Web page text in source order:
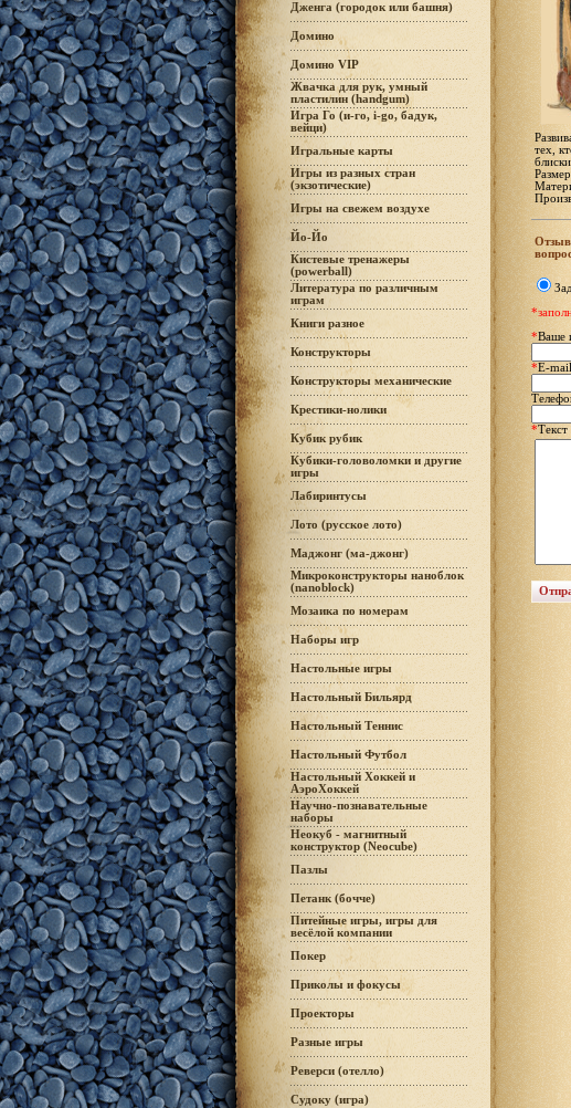
Дженга (городок или башня)
Домино
Домино VIP
Жвачка для рук, умный
пластилин (handgum)
Игра Го (и-го, i-go, бадук,
вейци)
Игральные карты
Игры из разных стран
(экзотические)
Игры на свежем воздухе
Йо-Йо
Кистевые тренажеры
(powerball)
Литература по различным
играм
Книги разное
Конструкторы
Конструкторы механические
Крестики-нолики
Кубик рубик
Кубики-головоломки и другие
игры
Лабиринтусы
Лото (русское лото)
Маджонг (ма-джонг)
Микроконструкторы наноблок
(nanoblock)
Мозаика по номерам
Наборы игр
Настольные игры
Настольный Бильярд
Настольный Теннис
Настольный Футбол
Настольный Хоккей и
АэроХоккей
Научно-познавательные
наборы
Неокуб - магнитный
конструктор (Neocube)
Пазлы
Петанк (бочче)
Питейные игры, игры для
весёлой компании
Покер
Приколы и фокусы
Проекторы
Разные игры
Реверси (отелло)
Судоку (игра)
тех,
*Ваше
*E-
*